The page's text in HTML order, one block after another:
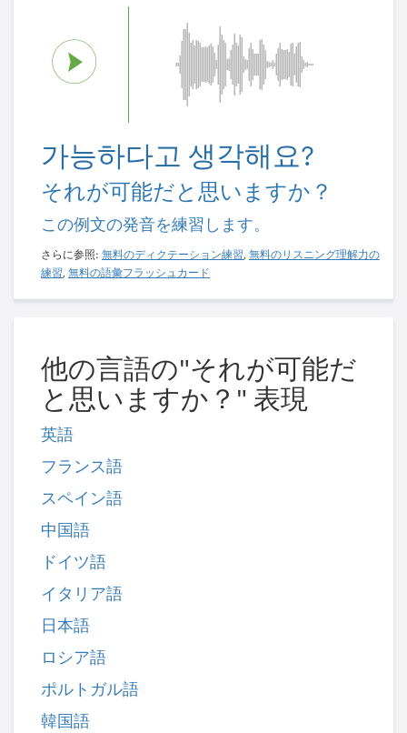
가능하다고 생각해요?
それが可能だと思いますか？
この例文の発音を練習します。
さらに参照: 無料のディクテーション練習, 無料のリスニング理解力の
練習, 無料の語彙フラッシュカード
他の言語の"それが可能だ
と思いますか？" 表現
英語
フランス語
スペイン語
中国語
ドイツ語
イタリア語
日本語
ロシア語
ポルトガル語
韓国語